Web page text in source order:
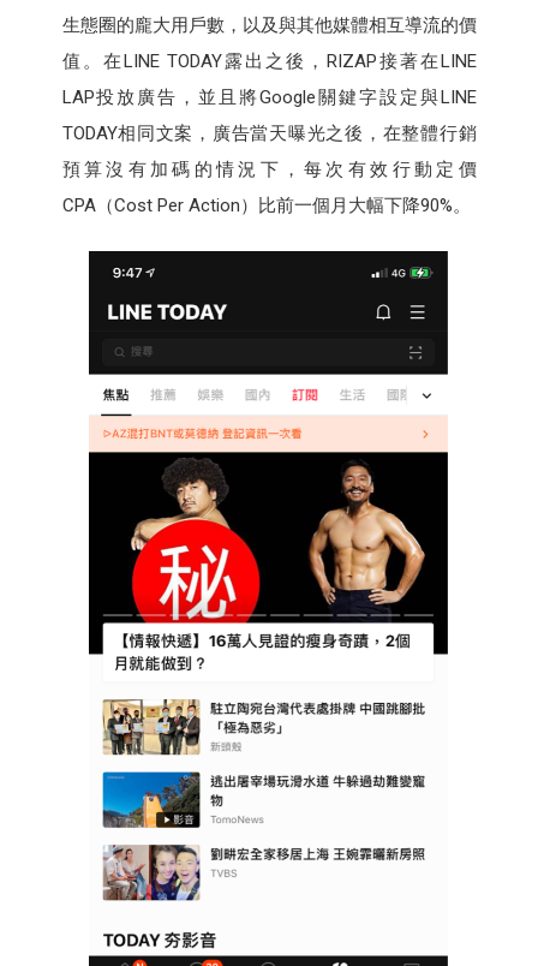
生態圈的龐大用戶數，以及與其他媒體相互導流的價
值。在LINE TODAY露出之後，RIZAP接著在LINE
LAP投放廣告，並且將Google關鍵字設定與LINE
TODAY相同文案，廣告當天曝光之後，在整體行銷
預算沒有加碼的情況下，每次有效行動定價
CPA（Cost Per Action）比前一個月大幅下降90%。